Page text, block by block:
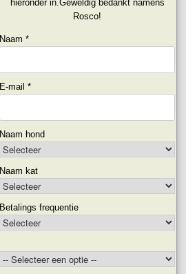
hieronder in.Geweldig bedankt namens
Rosco!
Naam*
E-mail*
Naam hond
Naam kat
Betalings frequentie